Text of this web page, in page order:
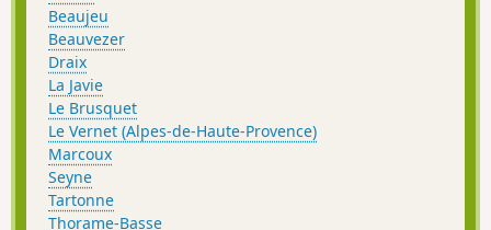
Beaujeu
Beauvezer
Draix
La Javie
Le Brusquet
Le Vernet (Alpes-de-Haute-Provence)
Marcoux
Seyne
Tartonne
Thorame-Basse